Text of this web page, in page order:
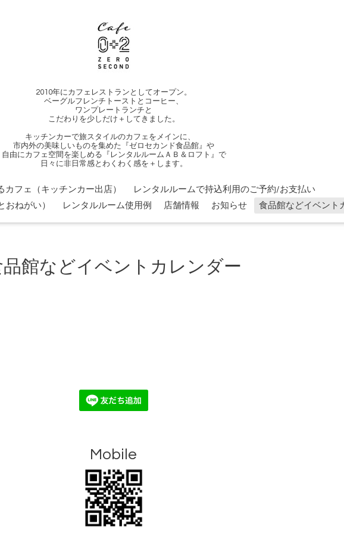
2010年にカフェレストランとしてオープン。
ベーグルフレンチトーストとコーヒー、
ワンプレートランチと
こだわりを少しだけ＋してきました。
キッチンカーで旅スタイルのカフェをメインに、
市内外の美味しいものを集めた『ゼロセカンド食品館』や
自由にカフェ空間を楽しめる『レンタルルームＡＢ＆ロフト』で
日々に非日常感とわくわく感を＋します。
カフェ（キッチンカー出店）
レンタルルームで持込利用のご予約/お支払い
おねがい）
レンタルルーム使用例 店舗情報 お知らせ 食品館などイベント
品館などイベントカレンダー
Mobile